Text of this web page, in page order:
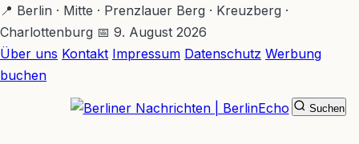
Zum
Hauptinhalt
springen
📍 Berlin · Mitte · Prenzlauer Berg · Kreuzberg ·
Charlottenburg 📅 9. August 2026
Über uns Kontakt Impressum Datenschutz Werbung
buchen
Suchen